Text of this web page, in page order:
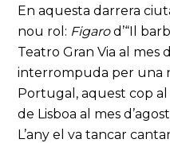
En aquesta darrera
nou rol: Figarod’“Il
Teatro Gran Via al mes
interrompuda per una
Portugal, aquest cop al
de Lisboa al mes
L’any el va tancar